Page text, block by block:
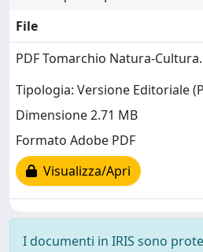
File
PDF Tomarchio Natura-
Tipologia: Versione Editoriale
Dimensione 2.71 MB
Formato Adobe PDF
Visualizza/Apri
I documenti in IRIS sono